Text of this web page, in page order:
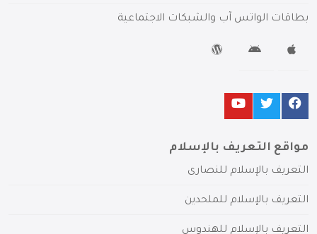
بطاقات الواتس آب والشبكات الاجتماعية
مواقع التعريف بالإسلام
التعريف بالإسلام للنصارى
التعريف بالإسلام للملحدين
التعريف بالإسلام للهندوس